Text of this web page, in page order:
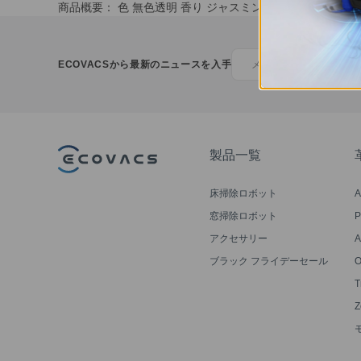
商品概要： 色 無色透明 香り ジャスミン系の香り 対応モ
ECOVACSから最新のニュースを入手
製品一覧
床掃除ロボット
窓掃除ロボット
アクセサリー
ブラック フライデーセール